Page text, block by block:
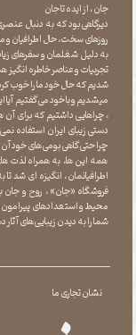
نشان تجاری ما
جان ، از ایده تا جان
دیرگاهی بود که به دنبال
روزهای سخت ، حال اطرافیان
به دلیل شغلمان و سفرهای
تجربیات و عناصر خاطره انگیز
شدیم که حال خود ما را خوب
میشدیم و با خود می گفتیم آیا
، چراهایی داشتیم که برای آن
دستی زیبای ایران استفاده
چرا حتی گاهی بومی های خود آن
همه این ها، به همراه
اطرافیانمان ، انگیزه ای شد تا
فروشگاه «جان» ، روح و جان
محیط و استعدادهای پیرامون
شما را به دیدن زیبایی های